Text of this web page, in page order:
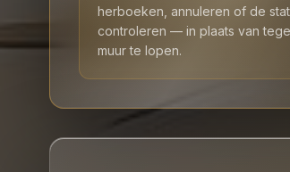
herboeken, annuleren of de
controleren — in plaats van
muur te lopen.